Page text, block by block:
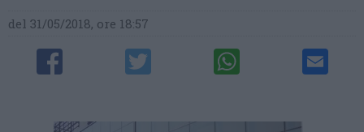
del 31/05/2018, ore 18:57